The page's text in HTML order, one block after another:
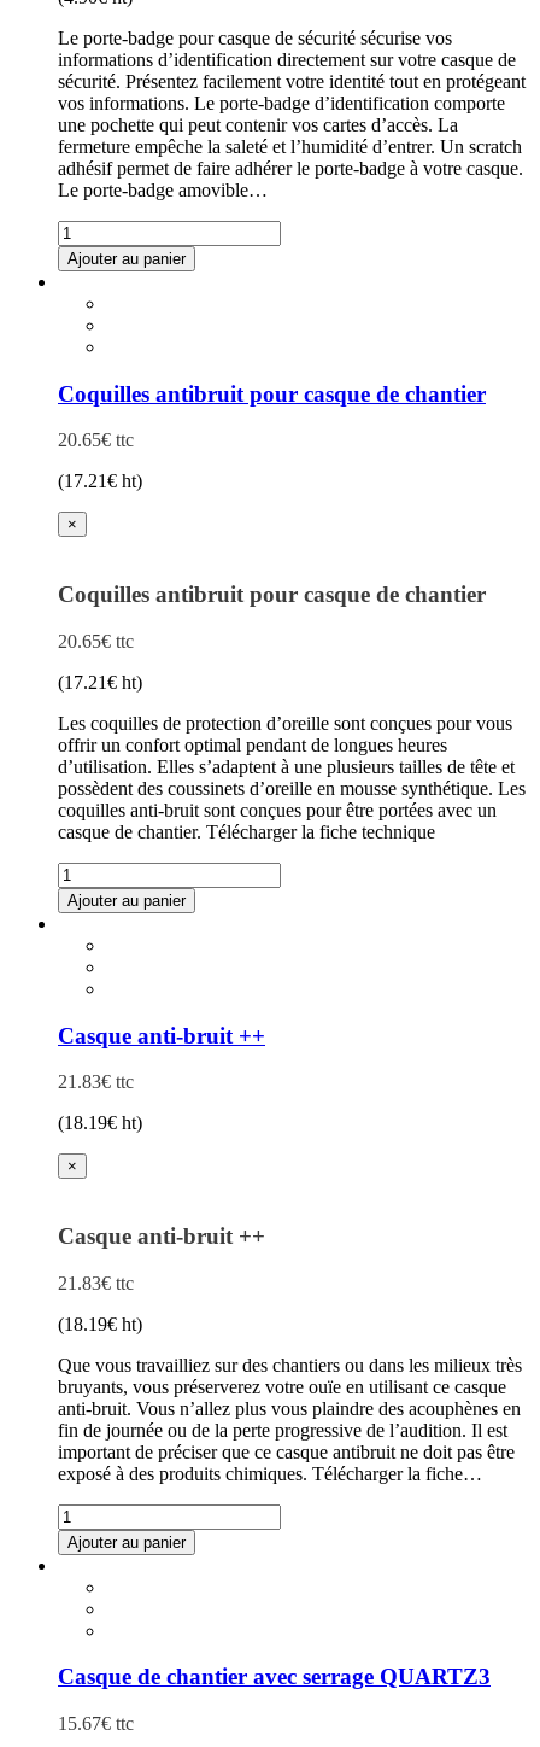
Le porte-badge pour casque de sécurité sécurise vos
informations d’identification directement sur votre casque de
sécurité. Présentez facilement votre identité tout en protégeant
vos informations. Le porte-badge d’identification comporte
une pochette qui peut contenir vos cartes d’accès. La
fermeture empêche la saleté et l’humidité d’entrer. Un scratch
adhésif permet de faire adhérer le porte-badge à votre casque.
Le porte-badge amovible…
quantité
de
Porte-
Ajouter au panier
Coquilles antibruit pour casque de chantier
20.65€ ttc
(17.21€ ht)
×
Coquilles antibruit pour casque de chantier
20.65€ ttc
(17.21€ ht)
Les coquilles de protection d’oreille sont conçues pour vous
offrir un confort optimal pendant de longues heures
d’utilisation. Elles s’adaptent à une plusieurs tailles de tête et
possèdent des coussinets d’oreille en mousse synthétique. Les
coquilles anti-bruit sont conçues pour être portées avec un
casque de chantier. Télécharger la fiche technique
quantité
de
Coquilles
chantier
Ajouter au panier
Casque anti-bruit ++
21.83€ ttc
(18.19€ ht)
×
Casque anti-bruit ++
21.83€ ttc
(18.19€ ht)
Que vous travailliez sur des chantiers ou dans les milieux très
bruyants, vous préserverez votre ouïe en utilisant ce casque
anti-bruit. Vous n’allez plus vous plaindre des acouphènes en
fin de journée ou de la perte progressive de l’audition. Il est
important de préciser que ce casque antibruit ne doit pas être
exposé à des produits chimiques. Télécharger la fiche…
quantité
de
Casque
Ajouter au panier
produit
plusieurs
Les
options
peuvent
Casque de chantier avec serrage QUARTZ3
15.67€ ttc